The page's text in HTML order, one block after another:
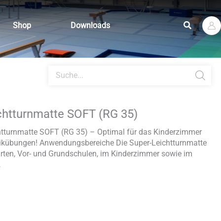
Shop Downloads Suchen
search
SOFT (RG 35)
SOFT (RG 35) – Optimal für das Kinderzimmer
Anwendungsbereiche Die Super-Leichtturnmatte
Vor- und Grundschulen, im Kinderzimmer sowie im